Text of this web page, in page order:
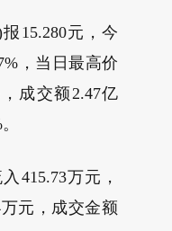
15.280元，今
，当日最高价
成交额2.47亿
415.73万元，
元，成交金额